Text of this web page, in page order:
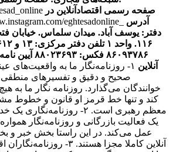
صفحه رسمی اقتصادآنلاین در
eghtesadonline_ آدرس
دفتر: یوسف آباد. میدان سلماس. خیابان
۱۱۶. واحد ۱
۸۶۰۹۳۷۸۶ فکس: ۸۸۰۲۳۶۹۳
آیین
آنلاین
۱- روزنامه‌نگار ما به واقعیت‌های
صحیح و دقیق و تفسیرهای منطقی و
خوانندگان می‌گذارد. روزنامه نگار ما به
کند و تنها خط قرمز او قانون و
معظم رهبری است. ۲-
یک فعالیت بازرگانی و روزنامه‌نگار
عمل می‌کند. در این راستا بخش خبر و
آنلاین کاملا مجزا هستند. ۳-